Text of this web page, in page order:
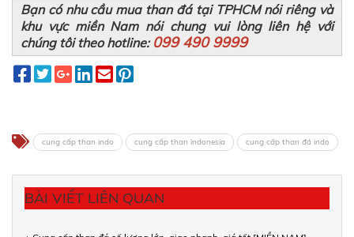
Bạn có nhu cầu mua than đá tại TPHCM nói riêng và
khu vực miền Nam nói chung vui lòng liên hệ với
chúng tôi theo hotline: 099 490 9999
cung cấp than indo cung cấp than indonesia cung cấp than đá indo
BÀI VIẾT LIÊN QUAN